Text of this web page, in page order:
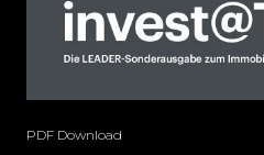
PDF Download